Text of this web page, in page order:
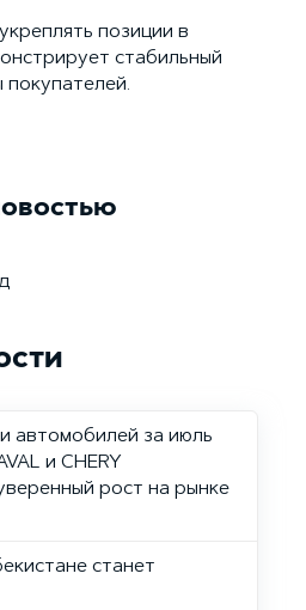
позиции в
стабильный
покупателей.
автомобилей за июль
и CHERY
рост на рынке
станет